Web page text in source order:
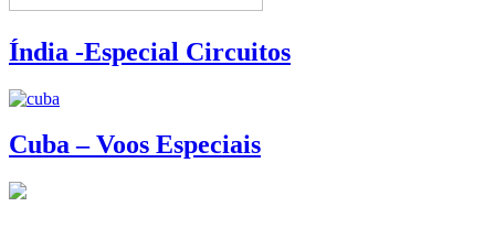
Índia -Especial Circuitos
Cuba – Voos Especiais